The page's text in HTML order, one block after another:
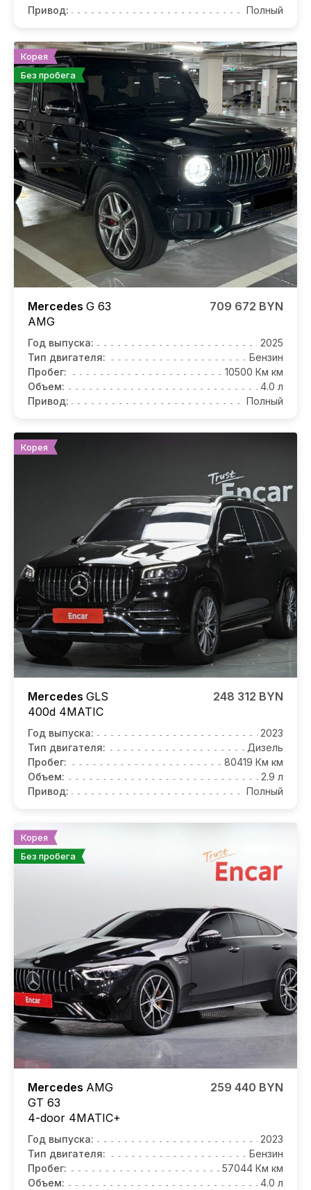
Привод:
Полный
Корея
Без пробега
Mercedes G 63
AMG
709 672 BYN
Год выпуска:
2025
Тип двигателя:
Бензин
Пробег:
10500 Км км
Объем:
4.0 л
Привод:
Полный
Корея
Mercedes GLS
400d 4MATIC
248 312 BYN
Год выпуска:
2023
Тип двигателя:
Дизель
Пробег:
80419 Км км
Объем:
2.9 л
Привод:
Полный
Корея
Без пробега
Mercedes AMG
GT 63
4-door 4MATIC+
259 440 BYN
Год выпуска:
2023
Тип двигателя:
Бензин
Пробег:
57044 Км км
Объем:
4.0 л